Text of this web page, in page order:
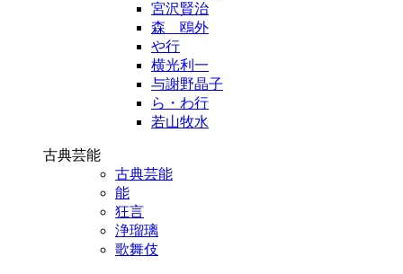
宮沢賢治
森 鴎外
や行
横光利一
与謝野晶子
ら・わ行
若山牧水
古典芸能
古典芸能
能
狂言
浄瑠璃
歌舞伎